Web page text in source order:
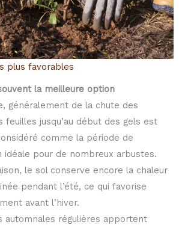
plus favorables
la meilleure option
généralement de la chute des
feuilles jusqu’au début des gels est
comme la période de
idéale pour de nombreux arbustes.
le sol conserve encore la chaleur
pendant l’été, ce qui favorise
avant l’hiver.
automnales régulières apportent